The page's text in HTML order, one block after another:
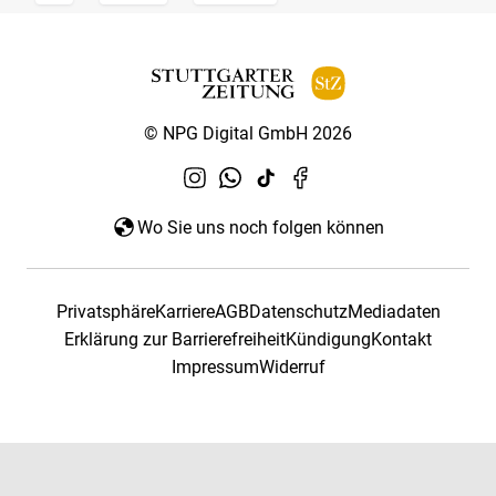
© NPG Digital GmbH 2026
Wo Sie uns noch folgen können
PrivatsphäreKarriereAGBDatenschutzMediadaten
Erklärung zur BarrierefreiheitKündigungKontakt
ImpressumWiderruf